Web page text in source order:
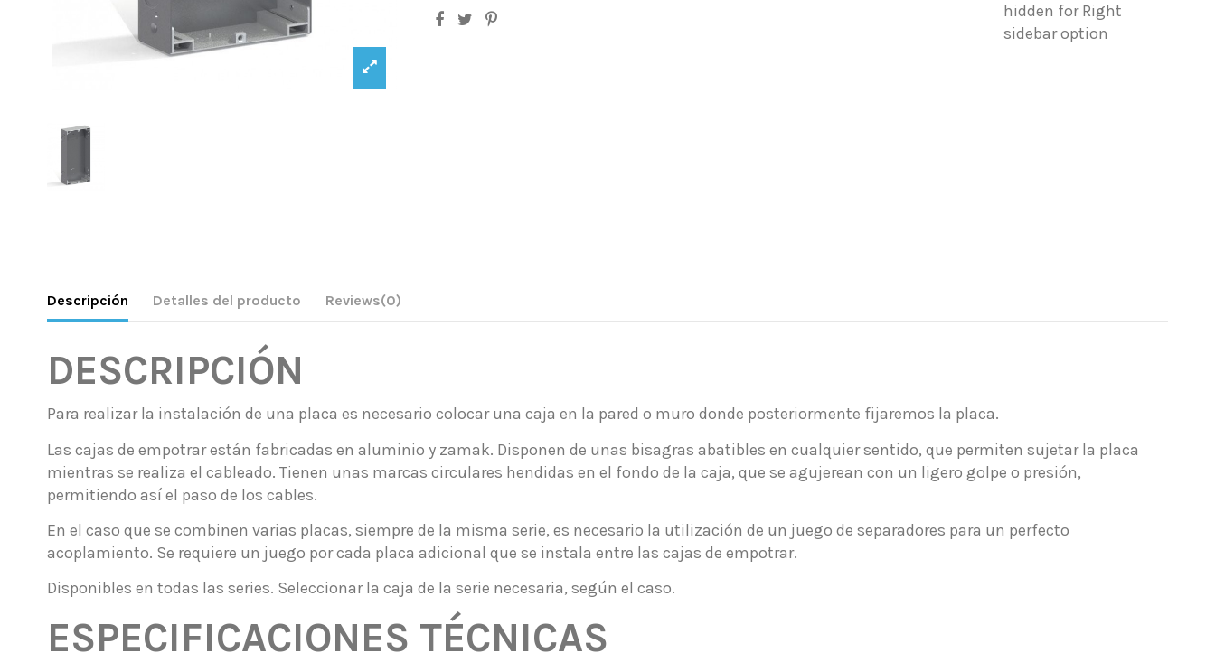
hidden for Right
sidebar option
Descripción Detalles del producto Reviews(0)
DESCRIPCIÓN
Para realizar la instalación de una placa es necesario colocar una caja en la pared o muro donde posteriormente fijaremos la placa.
Las cajas de empotrar están fabricadas en aluminio y zamak. Disponen de unas bisagras abatibles en cualquier sentido, que permiten sujetar la placa
mientras se realiza el cableado. Tienen unas marcas circulares hendidas en el fondo de la caja, que se agujerean con un ligero golpe o presión,
permitiendo así el paso de los cables.
En el caso que se combinen varias placas, siempre de la misma serie, es necesario la utilización de un juego de separadores para un perfecto
acoplamiento. Se requiere un juego por cada placa adicional que se instala entre las cajas de empotrar.
Disponibles en todas las series. Seleccionar la caja de la serie necesaria, según el caso.
ESPECIFICACIONES TÉCNICAS